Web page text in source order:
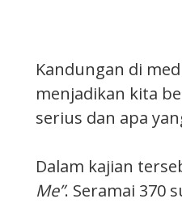
Kandungan di
menjadikan kita
serius dan apa
Dalam kajian
Me”. Seramai 370